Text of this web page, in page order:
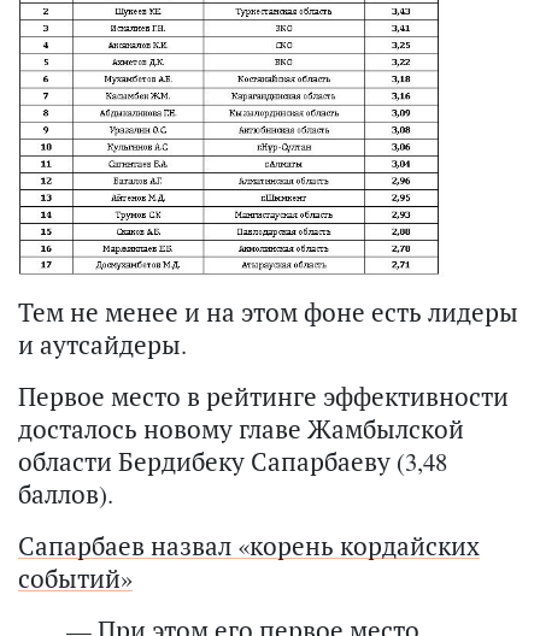
Тем не менее и на этом фоне есть лидеры
и аутсайдеры.
Первое место в рейтинге эффективности
досталось новому главе Жамбылской
области Бердибеку Сапарбаеву (3,48
баллов).
Сапарбаев назвал «корень кордайских
событий»